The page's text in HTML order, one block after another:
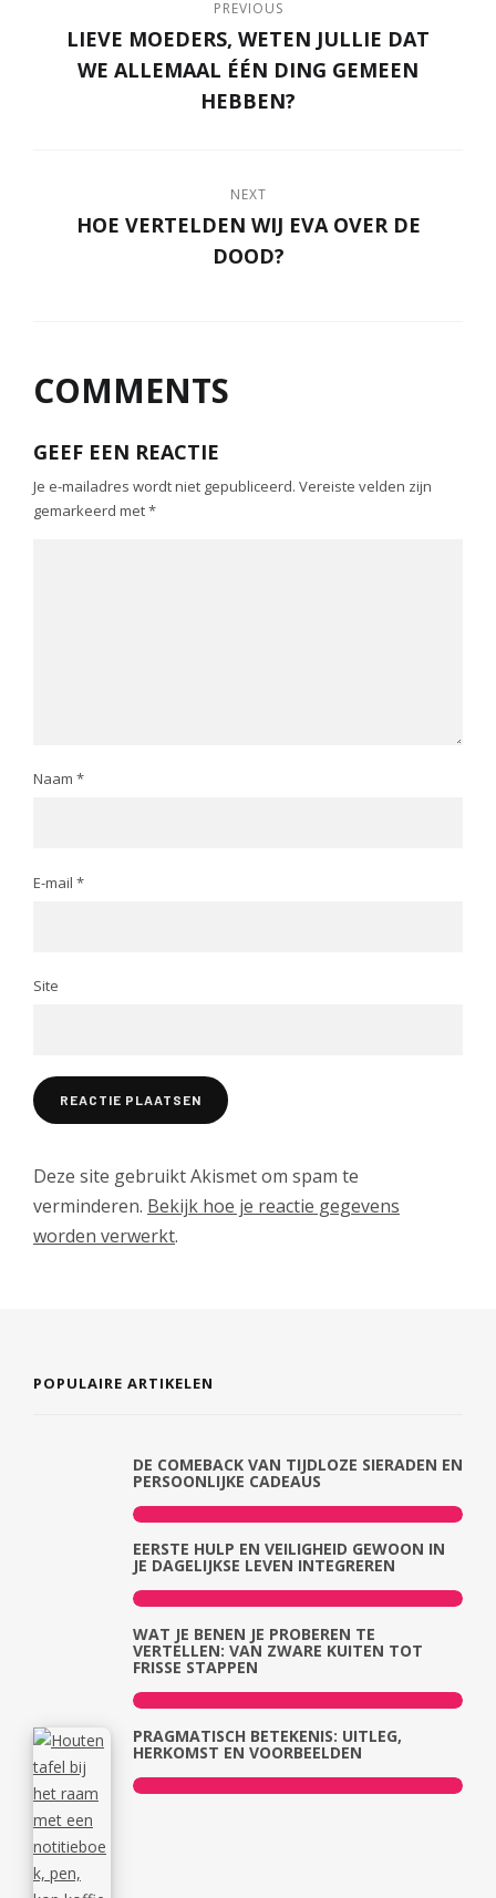
PREVIOUS
LIEVE MOEDERS, WETEN JULLIE DAT
WE ALLEMAAL ÉÉN DING GEMEEN
HEBBEN?
NEXT
HOE VERTELDEN WIJ EVA OVER DE
DOOD?
COMMENTS
GEEF EEN REACTIE
Je e-mailadres wordt niet gepubliceerd. Vereiste velden zijn
gemarkeerd met*
Naam *
E-mail *
Site
Deze site gebruikt Akismet om spam te
verminderen. Bekijk hoe je reactie gegevens
worden verwerkt.
POPULAIRE ARTIKELEN
DE COMEBACK VAN TIJDLOZE SIERADEN EN
PERSOONLIJKE CADEAUS
EERSTE HULP EN VEILIGHEID GEWOON IN
JE DAGELIJKSE LEVEN INTEGREREN
WAT JE BENEN JE PROBEREN TE
VERTELLEN: VAN ZWARE KUITEN TOT
FRISSE STAPPEN
PRAGMATISCH BETEKENIS: UITLEG,
HERKOMST EN VOORBEELDEN